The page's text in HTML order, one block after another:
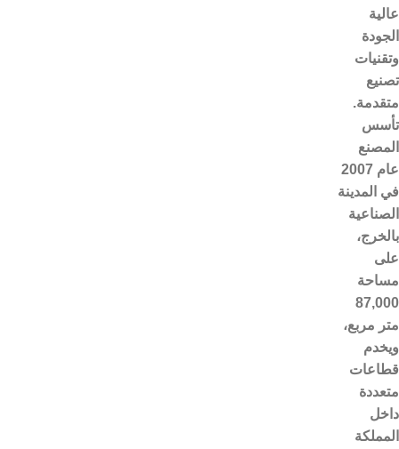
عالية
الجودة
وتقنيات
تصنيع
متقدمة.
تأسس
المصنع
عام 2007
في المدينة
الصناعية
بالخرج،
على
مساحة
87,000
متر مربع،
ويخدم
قطاعات
متعددة
داخل
المملكة